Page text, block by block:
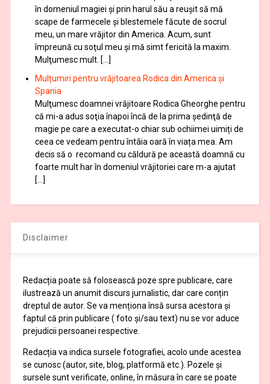
în domeniul magiei şi prin harul său a reuşit să mă
scape de farmecele şi blestemele făcute de socrul
meu, un mare vrăjitor din America. Acum, sunt
împreună cu soţul meu şi mă simt fericită la maxim.
Mulţumesc mult. […]
Mulțumiri pentru vrăjitoarea Rodica din America și
Spania
Mulţumesc doamnei vrăjitoare Rodica Gheorghe pentru
că mi-a adus soţia înapoi încă de la prima şedinţă de
magie pe care a executat-o chiar sub ochiimei uimiți de
ceea ce vedeam pentru întâia oară în viața mea. Am
decis să o recomand cu căldură pe această doamnă cu
foarte mult har în domeniul vrăjitoriei care m-a ajutat
[…]
Disclaimer
Redacția poate să folosească poze spre publicare, care
ilustrează un anumit discurs jurnalistic, dar care conțin
dreptul de autor. Se va menționa însă sursa acestora și
faptul că prin publicare ( foto și/sau text) nu se vor aduce
prejudicii persoanei respective.
Redacția va indica sursele fotografiei, acolo unde acestea
se cunosc (autor, site, blog, platformă etc.). Pozele și
sursele sunt verificate, online, în măsura în care se poate